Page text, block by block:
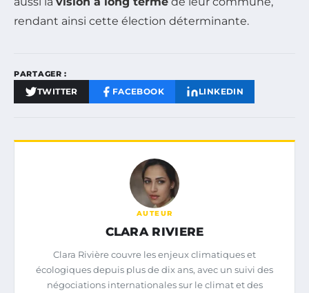
rendant ainsi cette élection déterminante.
PARTAGER :
TWITTER FACEBOOK LINKEDIN
AUTEUR
CLARA RIVIERE
Clara Rivière couvre les enjeux climatiques et
écologiques depuis plus de dix ans, avec un suivi des
négociations internationales sur le climat et des